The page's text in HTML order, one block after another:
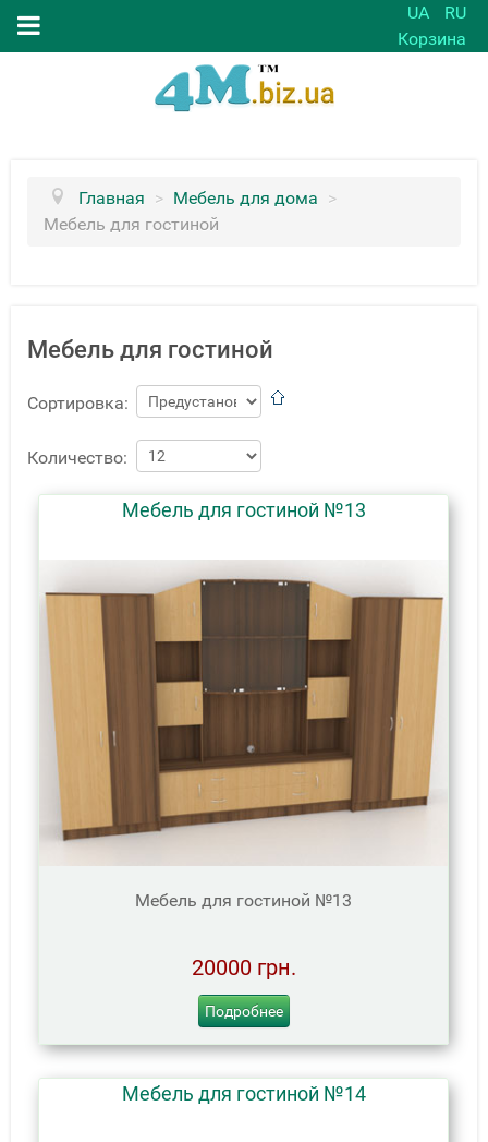
UA
RU
Корзина
Главная > Мебель для дома >
Мебель для гостиной
Мебель для гостиной
Сортировка:
Количество:
Мебель для гостиной №13
Мебель для гостиной №13
20000 грн.
Подробнее
Мебель для гостиной №14